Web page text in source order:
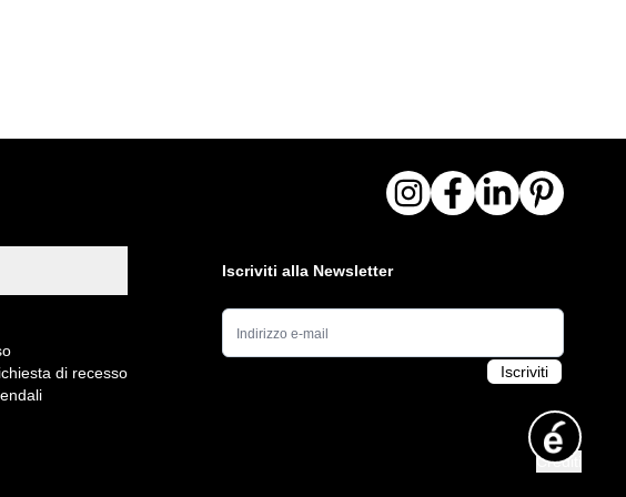
di recesso
Iscriviti alla Newsletter
Indirizzo e-mail
Iscriviti
Crediti